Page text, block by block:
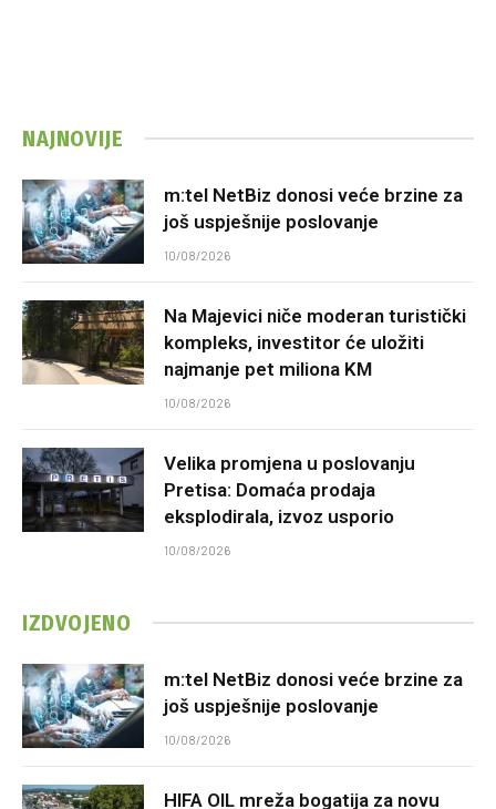
NAJNOVIJE
m:tel NetBiz donosi veće brzine za
još uspješnije poslovanje
10/08/2026
Na Majevici niče moderan turistički
kompleks, investitor će uložiti
najmanje pet miliona KM
10/08/2026
Velika promjena u poslovanju
Pretisa: Domaća prodaja
eksplodirala, izvoz usporio
10/08/2026
IZDVOJENO
m:tel NetBiz donosi veće brzine za
još uspješnije poslovanje
10/08/2026
HIFA OIL mreža bogatija za novu